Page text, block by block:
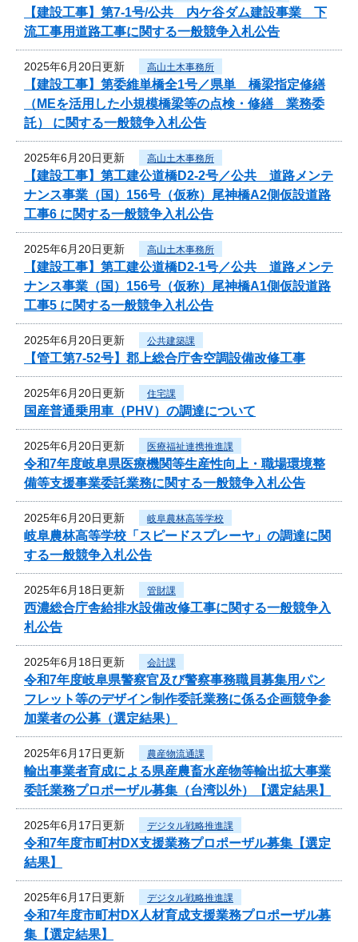
【建設工事】第7-1号/公共 内ケ谷ダム建設事業 下
流工事用道路工事に関する一般競争入札公告
2025年6月20日更新 高山土木事務所
【建設工事】第委維単橋全1号／県単 橋梁指定修繕
（MEを活用した小規模橋梁等の点検・修繕 業務委
託） に関する一般競争入札公告
2025年6月20日更新 高山土木事務所
【建設工事】第工建公道橋D2-2号／公共 道路メンテ
ナンス事業（国）156号（仮称）尾神橋A2側仮設道路
工事6 に関する一般競争入札公告
2025年6月20日更新 高山土木事務所
【建設工事】第工建公道橋D2-1号／公共 道路メンテ
ナンス事業（国）156号（仮称）尾神橋A1側仮設道路
工事5 に関する一般競争入札公告
2025年6月20日更新 公共建築課
【管工第7-52号】郡上総合庁舎空調設備改修工事
2025年6月20日更新 住宅課
国産普通乗用車（PHV）の調達について
2025年6月20日更新 医療福祉連携推進課
令和7年度岐阜県医療機関等生産性向上・職場環境整
備等支援事業委託業務に関する一般競争入札公告
2025年6月20日更新 岐阜農林高等学校
岐阜農林高等学校「スピードスプレーヤ」の調達に関
する一般競争入札公告
2025年6月18日更新 管財課
西濃総合庁舎給排水設備改修工事に関する一般競争入
札公告
2025年6月18日更新 会計課
令和7年度岐阜県警察官及び警察事務職員募集用パン
フレット等のデザイン制作委託業務に係る企画競争参
加業者の公募（選定結果）
2025年6月17日更新 農産物流通課
輸出事業者育成による県産農畜水産物等輸出拡大事業
委託業務プロポーザル募集（台湾以外）【選定結果】
2025年6月17日更新 デジタル戦略推進課
令和7年度市町村DX支援業務プロポーザル募集【選定
結果】
2025年6月17日更新 デジタル戦略推進課
令和7年度市町村DX人材育成支援業務プロポーザル募
集【選定結果】